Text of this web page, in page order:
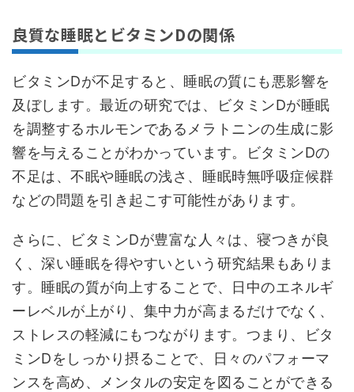
良質な睡眠とビタミンDの関係
ビタミンDが不足すると、睡眠の質にも悪影響を
及ぼします。最近の研究では、ビタミンDが睡眠
を調整するホルモンであるメラトニンの生成に影
響を与えることがわかっています。ビタミンDの
不足は、不眠や睡眠の浅さ、睡眠時無呼吸症候群
などの問題を引き起こす可能性があります。
さらに、ビタミンDが豊富な人々は、寝つきが良
く、深い睡眠を得やすいという研究結果もありま
す。睡眠の質が向上することで、日中のエネルギ
ーレベルが上がり、集中力が高まるだけでなく、
ストレスの軽減にもつながります。つまり、ビタ
ミンDをしっかり摂ることで、日々のパフォーマ
ンスを高め、メンタルの安定を図ることができる